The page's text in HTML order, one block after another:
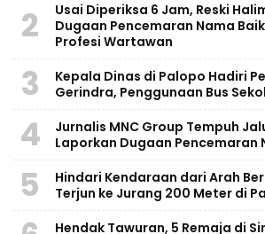
2
Usai Diperiksa 6 Jam, Reski
Dugaan Pencemaran Nama
Profesi Wartawan
3
Kepala Dinas di Palopo Hadiri
Gerindra, Penggunaan Bus
4
Jurnalis MNC Group Tempuh
Laporkan Dugaan Pencemaran
5
Hindari Kendaraan dari Arah
Terjun ke Jurang 200 Meter di
Hendak Tawuran, 5 Remaja di